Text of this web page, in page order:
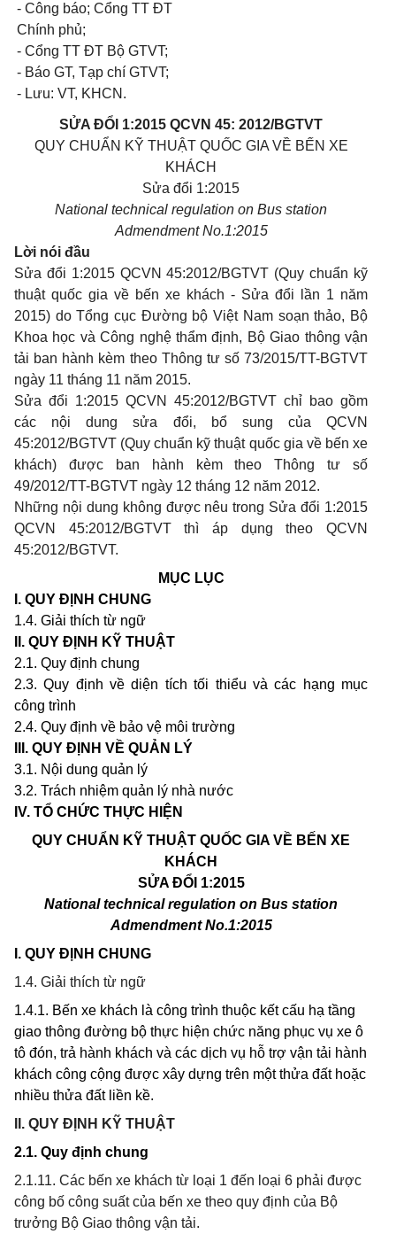
- Công báo; Cổng TT ĐT
Chính phủ;
- Cổng TT ĐT Bộ GTVT;
- Báo GT, Tạp chí GTVT;
- Lưu: VT, KHCN.
SỬA ĐỔI 1:2015 QCVN 45: 2012/BGTVT
QUY CHUẨN KỸ THUẬT QUỐC GIA VỀ BẾN XE
KHÁCH
Sửa đổi 1:2015
National technical regulation on Bus station
Admendment No.1:2015
Lời nói đầu
Sửa đổi 1:2015 QCVN 45:2012/BGTVT (Quy chuẩn kỹ
thuật quốc gia về bến xe khách - Sửa đổi lần 1 năm
2015) do Tổng cục Đường bộ Việt Nam soạn thảo, Bộ
Khoa học và Công nghệ thẩm định, Bộ Giao thông vận
tải ban hành kèm theo Thông tư số 73/2015/TT-BGTVT
ngày 11 tháng 11 năm 2015.
Sửa đổi 1:2015 QCVN 45:2012/BGTVT chỉ bao gồm
các nội dung sửa đổi, bổ sung của QCVN
45:2012/BGTVT (Quy chuẩn kỹ thuật quốc gia về bến xe
khách) được ban hành kèm theo Thông tư số
49/2012/TT-BGTVT ngày 12 tháng 12 năm 2012.
Những nội dung không được nêu trong Sửa đổi 1:2015
QCVN 45:2012/BGTVT thì áp dụng theo QCVN
45:2012/BGTVT.
MỤC LỤC
I. QUY ĐỊNH CHUNG
1.4. Giải thích từ ngữ
. QUY ĐỊNH KỸ THUẬT
2.1. Quy định chung
2.3. Quy định về diện tích tối thiểu và các hạng mục
công trình
2.4. Quy định về bảo vệ môi trường
III. QUY ĐỊNH VỀ QUẢN LÝ
3.1. Nội dung quản lý
3.2. Trách nhiệm quản lý nhà nước
IV. TỔ CHỨC TH ỰC HIỆN
QUY CHUẨN KỸ THUẬT QUỐC GIA VỀ BẾN XE
KHÁCH
SỬA ĐỔI 1:2015
National technical regulation on Bus station
Admendment No.1:2015
I. QUY ĐỊNH CHUNG
1.4. Giải thích từ ngữ
1.4.1. Bến xe khách là công trình thuộc kết cấu hạ tầng
giao thông đường bộ thực hiện chức năng phục vụ xe ô
tô đón, trả hành khách và các dịch vụ hỗ trợ vận tải hành
khách công cộng được xây dựng trên một thửa đất hoặc
nhiều thửa đất liền kề.
II. QUY ĐỊNH KỸ THUẬT
2.1. Quy định chung
2.1.11. Các bến xe khách từ loại 1 đến loại 6 phải được
công bố công suất của bến xe theo quy định của Bộ
trưởng Bộ Giao thông vận tải.